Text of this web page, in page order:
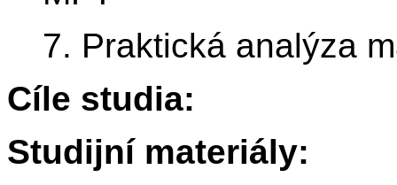
7. Praktická analýza
Cíle studia:
Studijní materiály: